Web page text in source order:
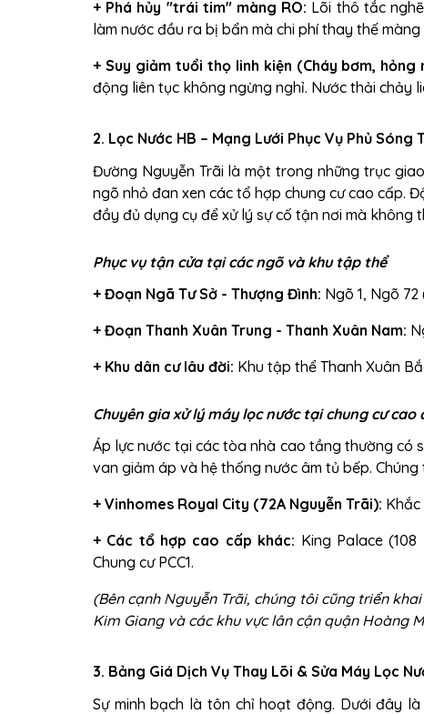
+ Phá hủy "trái tim" màng RO: Lõi thô tắc
làm nước đầu ra bị bẩn mà chi phí thay thế
+ Suy giảm tuổi thọ linh kiện (Cháy bơm, hỏng
động liên tục không ngừng nghỉ. Nước thải chảy
2. Lọc Nước HB – Mạng Lưới Phục Vụ Phủ Sóng
Đường Nguyễn Trãi là một trong những trục
ngõ nhỏ đan xen các tổ hợp chung cư cao cấp.
đầy đủ dụng cụ để xử lý sự cố tận nơi mà không
Phục vụ tận cửa tại các ngõ và khu tập thể
+ Đoạn Ngã Tư Sở - Thượng Đình: Ngõ 1, Ngõ
+ Đoạn Thanh Xuân Trung - Thanh Xuân Nam:
+ Khu dân cư lâu đời: Khu tập thể Thanh Xuân
Chuyên gia xử lý máy lọc nước tại chung cư cao
Áp lực nước tại các tòa nhà cao tầng thường có
van giảm áp và hệ thống nước âm tủ bếp.
+ Vinhomes Royal City (72A Nguyễn Trãi):
+ Các tổ hợp cao cấp khác: King Palace
Chung cư PCC1.
(Bên cạnh Nguyễn Trãi, chúng tôi cũng triển
Kim Giangvà các khu vực lân cận quận Hoàng
3. Bảng Giá Dịch Vụ Thay Lõi & Sửa Máy Lọc
Sự minh bạch là tôn chỉ hoạt động. Dưới đây